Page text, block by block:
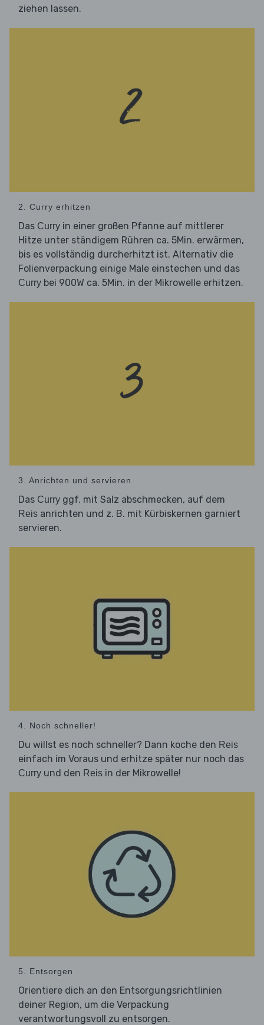
ziehen lassen.
2. Curry erhitzen
Das Curry in einer großen Pfanne auf mittlerer
Hitze unter ständigem Rühren ca. 5Min. erwärmen,
bis es vollständig durcherhitzt ist. Alternativ die
Folienverpackung einige Male einstechen und das
Curry bei 900W ca. 5Min. in der Mikrowelle erhitzen.
3. Anrichten und servieren
Das Curry ggf. mit Salz abschmecken, auf dem
Reis anrichten und z. B. mit Kürbiskernen garniert
servieren.
4. Noch schneller!
Du willst es noch schneller? Dann koche den Reis
einfach im Voraus und erhitze später nur noch das
Curry und den Reis in der Mikrowelle!
5. Entsorgen
Orientiere dich an den Entsorgungsrichtlinien
deiner Region, um die Verpackung
verantwortungsvoll zu entsorgen.